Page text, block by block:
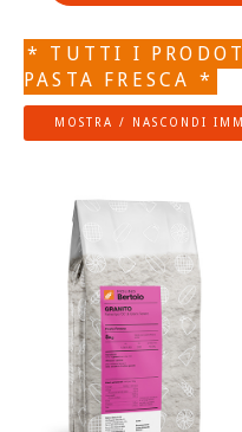
* TUTTI I
PASTA FRESCA *
MOSTRA / NASCONDI